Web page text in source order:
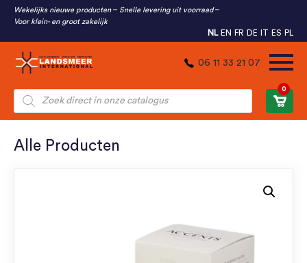
Wekelijks nieuwe producten
Snelle levering uit voorraad
Voor klein- en groot zakelijk
NL EN FR DE IT ES PL
06 11 33 21 07
Producten
zoeken
0
Alle Producten